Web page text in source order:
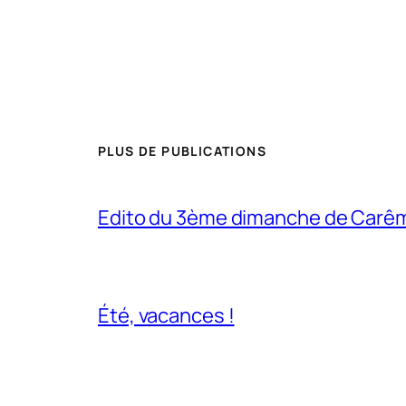
PLUS DE PUBLICATIONS
Edito du 3ème dimanche de
Été, vacances !